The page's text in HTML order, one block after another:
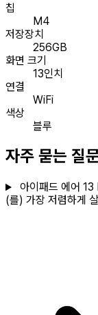
칩
M4
저장장치
256GB
화면 크기
13인치
연결
WiFi
색상
블루
자주 묻는 질
아이패드 에어
(를) 가장 저렴하게